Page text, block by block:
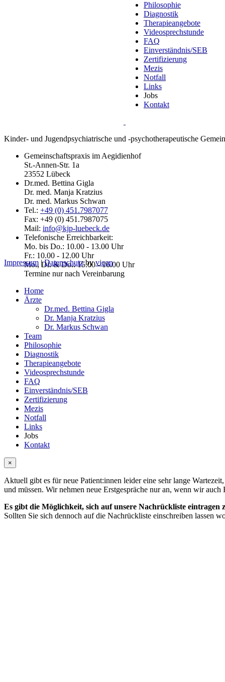
Philosophie
Diagnostik
Therapieangebote
Videosprechstunde
FAQ
Einverständnis/SEB
Zertifizierung
Mezis
Notfall
Links
Jobs
Kontakt
Kinder- und Jugendpsychiatrische und -psychotherapeutische
Gemeinschaftspraxis im Aegidienhof
St.-Annen-Str. 1a
23552 Lübeck
Dr.med. Bettina Gigla
Dr. med. Manja Kratzius
Dr. med. Markus Schwan
Tel.: +49 (0) 451.7987077
Fax: +49 (0) 451.7987075
Mail: info@kjp-luebeck.de
Telefonische Erreichbarkeit:
Mo. bis Do.: 10.00 - 13.00 Uhr
Fr.: 10.00 - 12.00 Uhr
Mo., Di. & Do.: 15.00 - 16.00 Uhr
Termine nur nach Vereinbarung
Home
Ärzte
Dr.med. Bettina Gigla
Dr. Manja Kratzius
Dr. Markus Schwan
Team
Philosophie
Diagnostik
Therapieangebote
Videosprechstunde
FAQ
Einverständnis/SEB
Zertifizierung
Mezis
Notfall
Links
Jobs
Kontakt
×
Aktuell gibt es für neue Patient:innen leider eine sehr lange
und müssen. Wir nehmen neue Erstgespräche nur an, wenn wir
Es gibt die Möglichkeit, sich auf unsere Nachrückliste eintragen
Sollten Sie sich dennoch auf die Nachrückliste einschreiben lassen
Impressum |Datenschutzbyvicon